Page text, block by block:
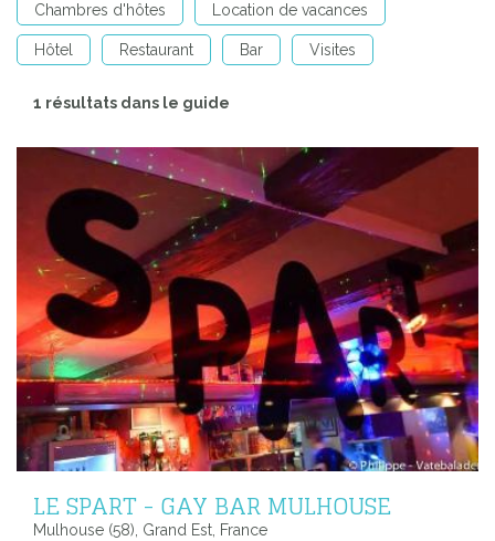
Chambres d'hôtes Location de vacances
Hôtel Restaurant Bar Visites
1 résultats dans le guide
LE SPART - GAY BAR MULHOUSE
Mulhouse (58), Grand Est, France